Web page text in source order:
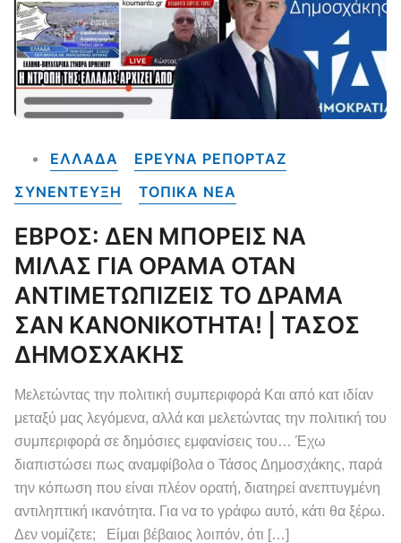
ΕΛΛΑΔΑ
ΕΡΕΥΝΑ ΡΕΠΟΡΤΑΖ
ΣΥΝΕΝΤΕΥΞΗ
ΤΟΠΙΚΑ NEA
ΕΒΡΟΣ: ΔΕΝ ΜΠΟΡΕΙΣ ΝΑ
ΜΙΛΑΣ ΓΙΑ ΟΡΑΜΑ ΟΤΑΝ
ΑΝΤΙΜΕΤΩΠΙΖΕΙΣ ΤΟ ΔΡΑΜΑ
ΣΑΝ ΚΑΝΟΝΙΚΟΤΗΤΑ! | ΤΑΣΟΣ
ΔΗΜΟΣΧΑΚΗΣ
Μελετώντας την πολιτική συμπεριφορά Και από κατ ιδίαν
μεταξύ μας λεγόμενα, αλλά και μελετώντας την πολιτική του
συμπεριφορά σε δημόσιες εμφανίσεις του… Έχω
διαπιστώσει πως αναμφίβολα ο Τάσος Δημοσχάκης, παρά
την κόπωση που είναι πλέον ορατή, διατηρεί ανεπτυγμένη
αντιληπτική ικανότητα. Για να το γράφω αυτό, κάτι θα ξέρω.
Δεν νομίζετε; Είμαι βέβαιος λοιπόν, ότι […]